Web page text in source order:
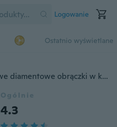
Logowanie
Ostatnio wyświetlane
Proste luksusowe kryształowe diamentowe obrączki w kształcie litery V elegancki urok kobiety pierścionki zaręczynowe na palec srebrne akcesoria w stylu vintage biżuteria prezenty
Ogólnie
4.3